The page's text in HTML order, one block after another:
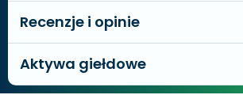
Recenzje i opinie
Aktywa giełdowe